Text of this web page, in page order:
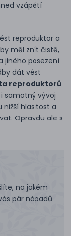
vzápětí
reproduktor a
měl znít čistě,
jiného posezení
dát vést
reproduktorů
samotný vývoj
nižší hlasitost a
Opravdu ale s
na jakém
pár nápadů